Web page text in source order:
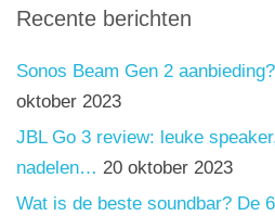
Recente berichten
Sonos Beam Gen 2
oktober 2023
JBL Go 3 review: leuke
nadelen… 20 oktober 2023
Wat is de beste soundbar? De